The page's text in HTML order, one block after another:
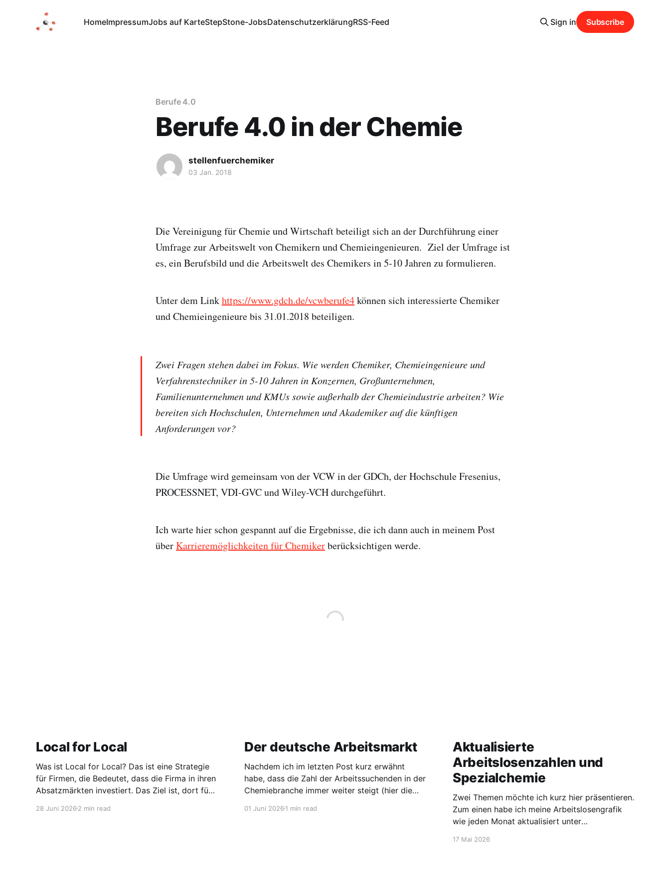
HomeImpressumJobs auf KarteStepStone-JobsDatenschutzerklärungRSS-Feed Sign in Subscribe
Berufe 4.0
Berufe 4.0 in der Chemie
stellenfuerchemiker
03 Jan. 2018
Die Vereinigung für Chemie und Wirtschaft beteiligt sich an der Durchführung einer
Umfrage zur Arbeitswelt von Chemikern und Chemieingenieuren. Ziel der Umfrage ist
es, ein Berufsbild und die Arbeitswelt des Chemikers in 5-10 Jahren zu formulieren.
Unter dem Linkhttps://www.gdch.de/vcwberufe4können sich interessierte Chemiker
und Chemieingenieure bis 31.01.2018 beteiligen.
Zwei Fragen stehen dabei im Fokus. Wie werden Chemiker, Chemieingenieure und
Verfahrenstechniker in 5-10 Jahren in Konzernen, Großunternehmen,
Familienunternehmen und KMUs sowie außerhalb der Chemieindustrie arbeiten? Wie
bereiten sich Hochschulen, Unternehmen und Akademiker auf die künftigen
Anforderungen vor?
Die Umfrage wird gemeinsam von der VCW in der GDCh, der Hochschule Fresenius,
PROCESSNET, VDI-GVC und Wiley-VCH durchgeführt.
Ich warte hier schon gespannt auf die Ergebnisse, die ich dann auch in meinem Post
überKarrieremöglichkeiten für Chemikerberücksichtigen werde.
Local for Local
Was ist Local for Local? Das ist eine Strategie
für Firmen, die Bedeutet, dass die Firma in ihren
Absatzmärkten investiert. Das Ziel ist, dort für
entwickeln. Diese Strategie ist von Toyota
28 Juni 2026 2 min read
Der deutsche Arbeitsmarkt
Nachdem ich im letzten Post kurz erwähnt
habe, dass die Zahl der Arbeitssuchenden in der
Chemiebranche immer weiter steigt (hier die
den gesamten Arbeitsmarkt werfen. Laut
01 Juni 20261 min read
Aktualisierte
Arbeitslosenzahlen und
Spezialchemie
Zwei Themen möchte ich kurz hier präsentieren.
Zum einen habe ich meine Arbeitslosengrafik
wie jeden Monat aktualisiert unter
chemiker.de/arbeitslose-chemiker/. Und die
17 Mai 2026